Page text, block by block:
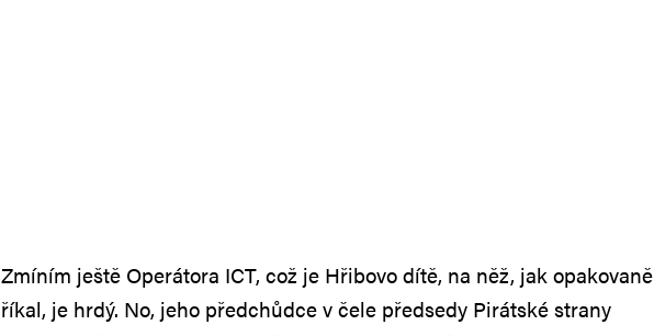
Zmíním ještě Operátora ICT, což je Hřibovo dítě, na něž, jak opakovaně
říkal, je hrdý. No, jeho předchůdce v čele předsedy Pirátské strany